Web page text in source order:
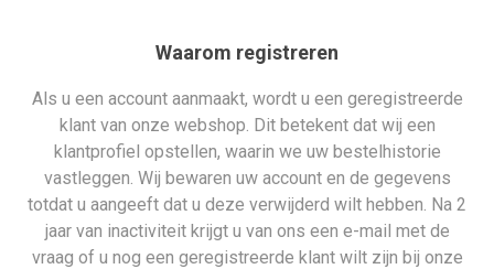
Waarom registreren
Als u een account aanmaakt, wordt u een geregistreerde
klant van onze webshop. Dit betekent dat wij een
klantprofiel opstellen, waarin we uw bestelhistorie
vastleggen. Wij bewaren uw account en de gegevens
totdat u aangeeft dat u deze verwijderd wilt hebben. Na 2
jaar van inactiviteit krijgt u van ons een e-mail met de
vraag of u nog een geregistreerde klant wilt zijn bij onze